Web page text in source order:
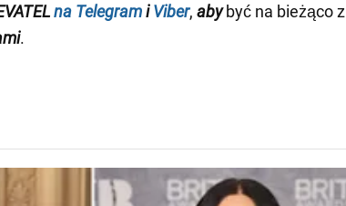
na Telegrami Viber, abybyć na bieżąco z
.